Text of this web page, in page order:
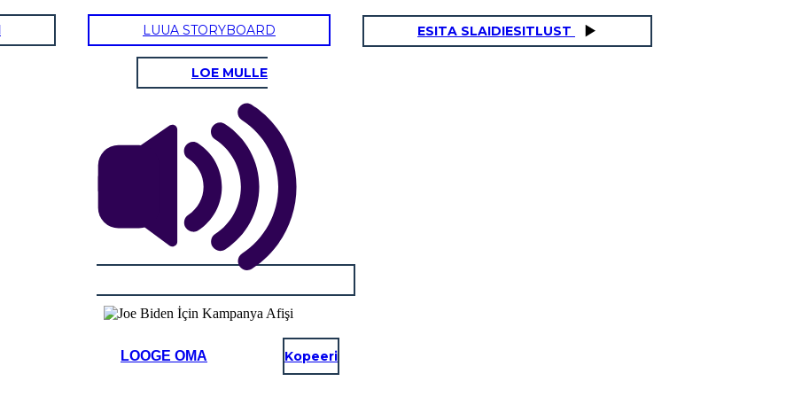
LUUA STORYBOARD ESITA SLAIDIESITLUST
LOE MULLE
LOOGE OMA Kopeeri